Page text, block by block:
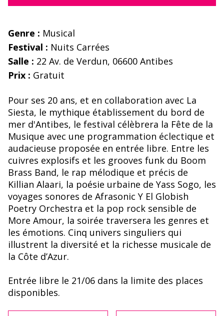
Genre : Musical
Festival : Nuits Carrées
Salle : 22 Av. de Verdun, 06600 Antibes
Prix : Gratuit
Pour ses 20 ans, et en collaboration avec La
Siesta, le mythique établissement du bord de
mer d'Antibes, le festival célèbrera la Fête de la
Musique avec une programmation éclectique et
audacieuse proposée en entrée libre. Entre les
cuivres explosifs et les grooves funk du Boom
Brass Band, le rap mélodique et précis de
Killian Alaari, la poésie urbaine de Yass Sogo, les
voyages sonores de Afrasonic Y El Globish
Poetry Orchestra et la pop rock sensible de
More Amour, la soirée traversera les genres et
les émotions. Cinq univers singuliers qui
illustrent la diversité et la richesse musicale de
la Côte d’Azur.
Entrée libre le 21/06 dans la limite des places
disponibles.